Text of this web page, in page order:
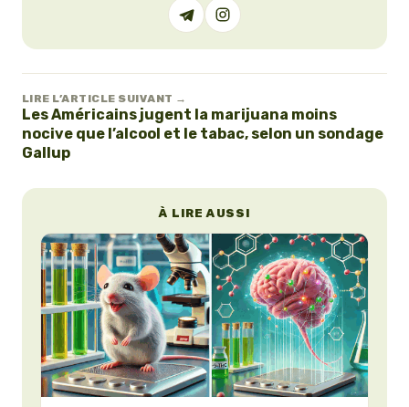
LIRE L’ARTICLE SUIVANT →
Les Américains jugent la marijuana moins
nocive que l’alcool et le tabac, selon un sondage
Gallup
À LIRE AUSSI